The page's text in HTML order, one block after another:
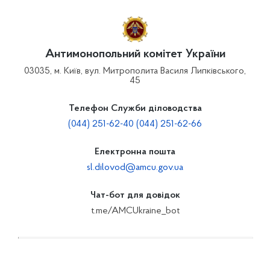
Антимонопольний комітет України
03035, м. Київ, вул. Митрополита Василя Липківського,
45
Телефон Служби діловодства
(044) 251-62-40 (044) 251-62-66
Електронна пошта
sl.dilovod@amcu.gov.ua
Чат-бот для довідок
t.me/AMCUkraine_bot